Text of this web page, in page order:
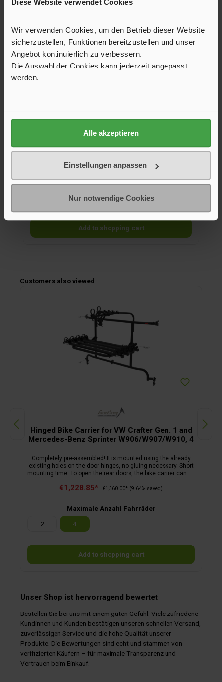
Diese Website verwendet Cookies
Wir verwenden Cookies, um den Betrieb dieser Website
sicherzustellen, Funktionen bereitzustellen und unser
Angebot kontinuierlich zu verbessern.
Die Auswahl der Cookies kann jederzeit angepasst
werden.
Alle akzeptieren
Einstellungen anpassen
Nur notwendige Cookies
€4.95* (16.81% saved)
Add to shopping cart
Skip product gallery
Customers also viewed
Hinged Bike Carrier for VW Crafter Gen. 1 and
Mercedes-Benz Sprinter W906/W907/W910, 4
Completely pre-assembled! It is mounted using the already
existing holes on the door hinges, no gluing necessary. Short
mounting time. To open the rear doors, the bike carrier can be
can be used as high loaders or in combination with a lighting
€1,228.85* €1,360.00* (9.64% saved)
Maximale Anzahl Fahrräder
2
4
Add to shopping cart
Unser Shop ist hervorragend bewertet
Bestellen Sie bei uns mit einem guten Gefühl: Viele zufriedene
Kundinnen und Kunden bestätigen unseren schnellen Versand,
zuverlässigen Service und die hohe Qualität unserer
Produkte. Die Bewertungen sind echt und stammen von
verifizierten Käufern – für maximale Transparenz und
Vertrauen beim Einkauf.